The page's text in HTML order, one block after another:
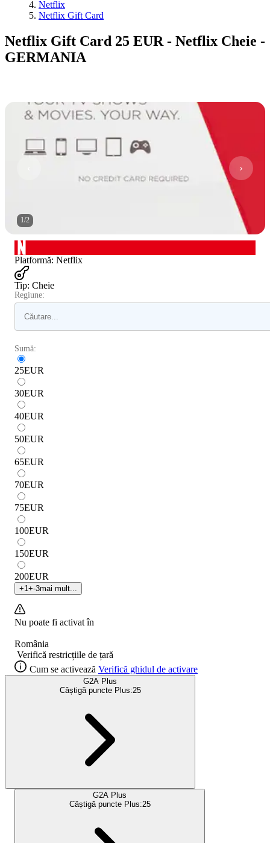
Netflix
Netflix Gift Card
Netflix Gift Card 25 EUR - Netflix Cheie -
GERMANIA
1/2
Platformă: Netflix
Tip: Cheie
Regiune:
Sumă:
25EUR
30EUR
40EUR
50EUR
65EUR
70EUR
75EUR
100EUR
150EUR
200EUR
+1 +-3mai mult...
Nu poate fi activat în
România
Verifică restricțiile de țară
Cum se activează Verifică ghidul de activare
G2A Plus
Câștigă puncte Plus:25
G2A Plus
Câștigă puncte Plus:25